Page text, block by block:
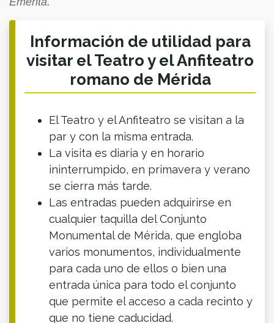
Información de utilidad para
visitar el Teatro y el Anfiteatro
romano de Mérida
El Teatro y el Anfiteatro se visitan a la
par y con la misma entrada.
La visita es diaria y en horario
ininterrumpido, en primavera y verano
se cierra más tarde.
Las entradas pueden adquirirse en
cualquier taquilla del Conjunto
Monumental de Mérida, que engloba
varios monumentos, individualmente
para cada uno de ellos o bien una
entrada única para todo el conjunto
que permite el acceso a cada recinto y
que no tiene caducidad.